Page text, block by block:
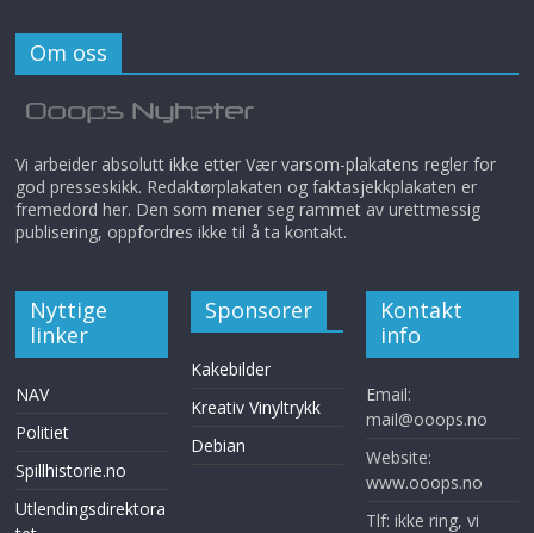
Om oss
Vi arbeider absolutt ikke etter Vær varsom-plakatens regler for
god presseskikk. Redaktørplakaten og faktasjekkplakaten er
fremedord her. Den som mener seg rammet av urettmessig
publisering, oppfordres ikke til å ta kontakt.
Nyttige
linker
NAV
Politiet
Spillhistorie.no
Utlendingsdirektora
Sponsorer
Kakebilder
Kreativ Vinyltrykk
Debian
Kontakt
info
Email:
mail@ooops.no
Website:
www.ooops.no
Tlf: ikke ring, vi